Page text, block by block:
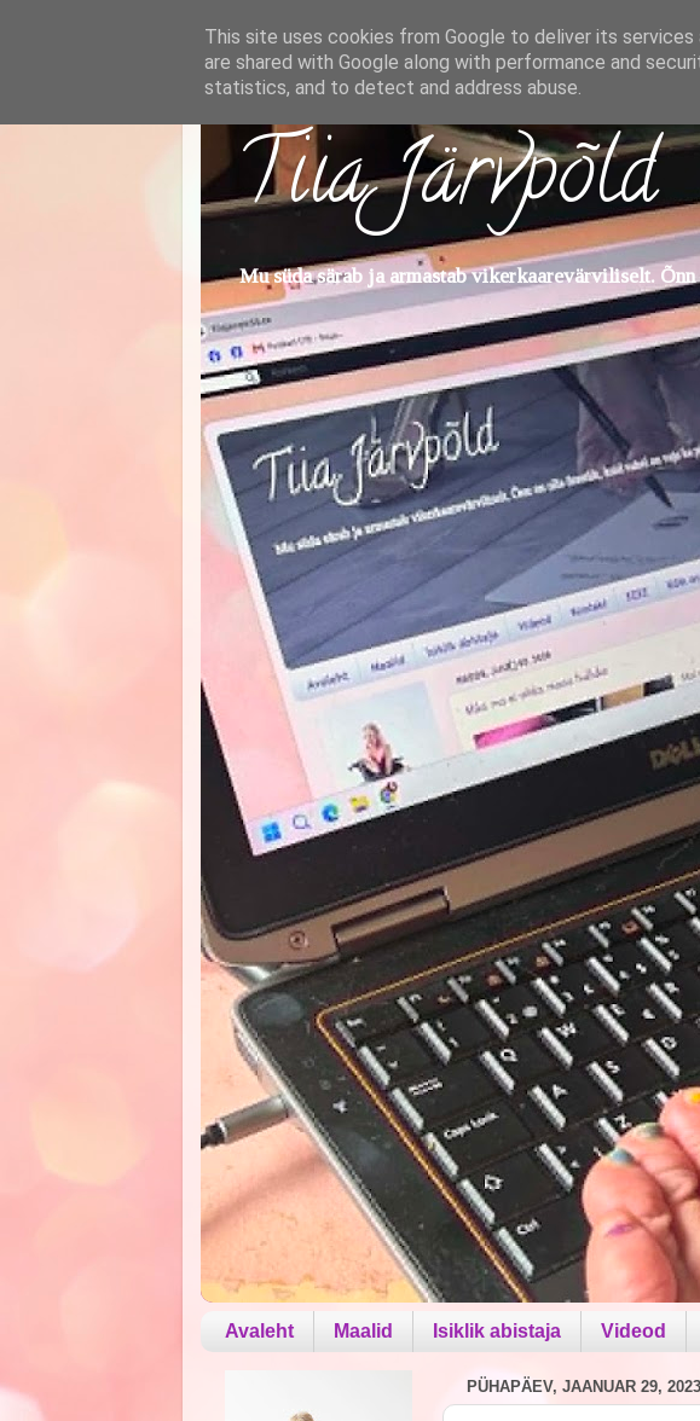
Tiia Järvpõld
Mu süda särab ja armastab vikerkaarevärviliselt.
Avaleht Maalid Isiklik abistaja Videod
PÜHAPÄEV, JAANUAR 29, 2023
This site uses cookies from Google to deliver its
are shared with Google along with performance and
statistics, and to detect and address abuse.